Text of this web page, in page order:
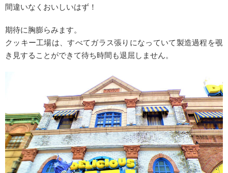
間違いなくおいしいはず！
期待に胸膨らみます。
クッキー工場は、すべてガラス張りになっていて製造過程を覗
き見することができて待ち時間も退屈しません。